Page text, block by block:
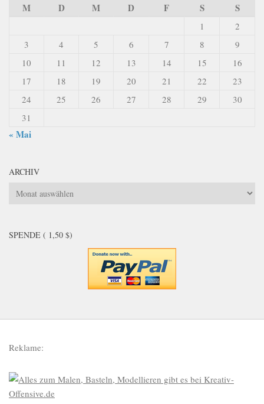
M D M D F S S
1
2
3
4 5 6 7 8
9
10
11 12 13 14 15
16
17
18 19 20 21 22
23
24
25 26 27 28 29
30
31
« Mai
ARCHIV
Archiv
SPENDE ( 1,50 $)
Reklame: